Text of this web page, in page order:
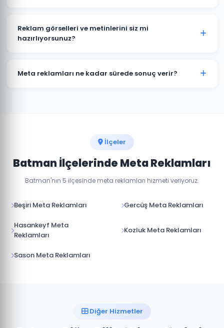
yöneticisinden yönetilir. Batman'daki hedef kitlenizin
hangi platformda daha aktif olduğuna göre bütçe
Reklam görselleri ve metinlerini siz mi
hazırlıyorsunuz?
reklam görselleri, video içerikler ve reklam metinleri
Meta reklamları ne kadar sürede sonuç verir?
İlçeler
Batman İlçelerinde Meta Reklamları
Batman'nın 5 ilçesinde meta reklamları hizmeti veriyoruz.
Beşiri Meta Reklamları Gercüş Meta Reklamları
Hasankeyf Meta
Reklamları
Kozluk Meta Reklamları
Sason Meta Reklamları
Diğer Hizmetler